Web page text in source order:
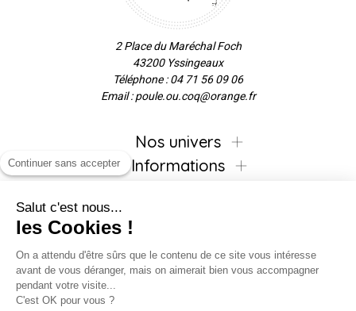
2 Place du Maréchal Foch
43200 Yssingeaux
Téléphone : 04 71 56 09 06
Email : poule.ou.coq@orange.fr
Nos univers
Informations
Inscrivez-vous à la newsletter !
Continuer sans accepter
Salut c'est nous...
les Cookies !
On a attendu d'être sûrs que le contenu de ce site vous intéresse
avant de vous déranger, mais on aimerait bien vous accompagner
pendant votre visite...
C'est OK pour vous ?